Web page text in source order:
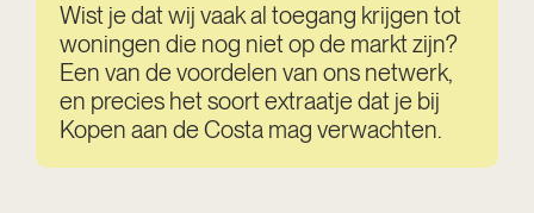
Wist je dat wij vaak al toegang krijgen tot
woningen die nog niet op de markt zijn?
Een van de voordelen van ons netwerk,
en precies het soort extraatje dat je bij
Kopen aan de Costa mag verwachten.